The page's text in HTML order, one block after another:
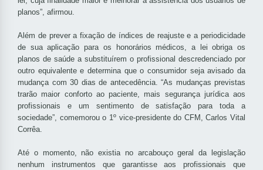
planos”, afirmou.
Além de prever a fixação de índices de reajuste e a periodicidade
de sua aplicação para os honorários médicos, a lei obriga os
planos de saúde a substituírem o profissional descredenciado por
outro equivalente e determina que o consumidor seja avisado da
mudança com 30 dias de antecedência. “As mudanças previstas
trarão maior conforto ao paciente, mais segurança jurídica aos
profissionais e um sentimento de satisfação para toda a
sociedade”, comemorou o 1º vice-presidente do CFM, Carlos Vital
Corrêa.
Até o momento, não existia no arcabouço geral da legislação
nenhum instrumentos que garantisse aos profissionais que